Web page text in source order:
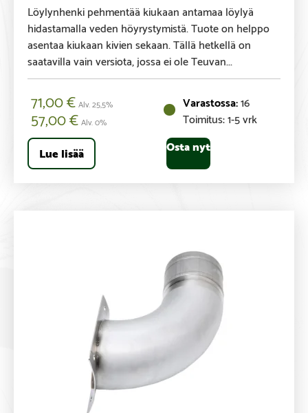
Löylynhenki pehmentää kiukaan antamaa löylyä
hidastamalla veden höyrystymistä. Tuote on helppo
asentaa kiukaan kivien sekaan. Tällä hetkellä on
saatavilla vain versiota, jossa ei ole Teuvan...
16
Toimitus: 1-5 vrk
71,00€Alv. 25,5%
57,00€Alv. 0%
Lue lisää Osta nyt